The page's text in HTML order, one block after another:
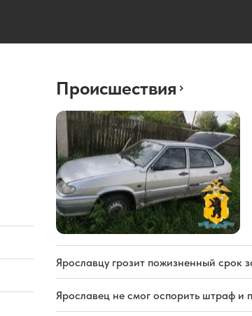
Происшествия
Ярославцу грозит пожизненный срок
Ярославец не смог оспорить штраф и